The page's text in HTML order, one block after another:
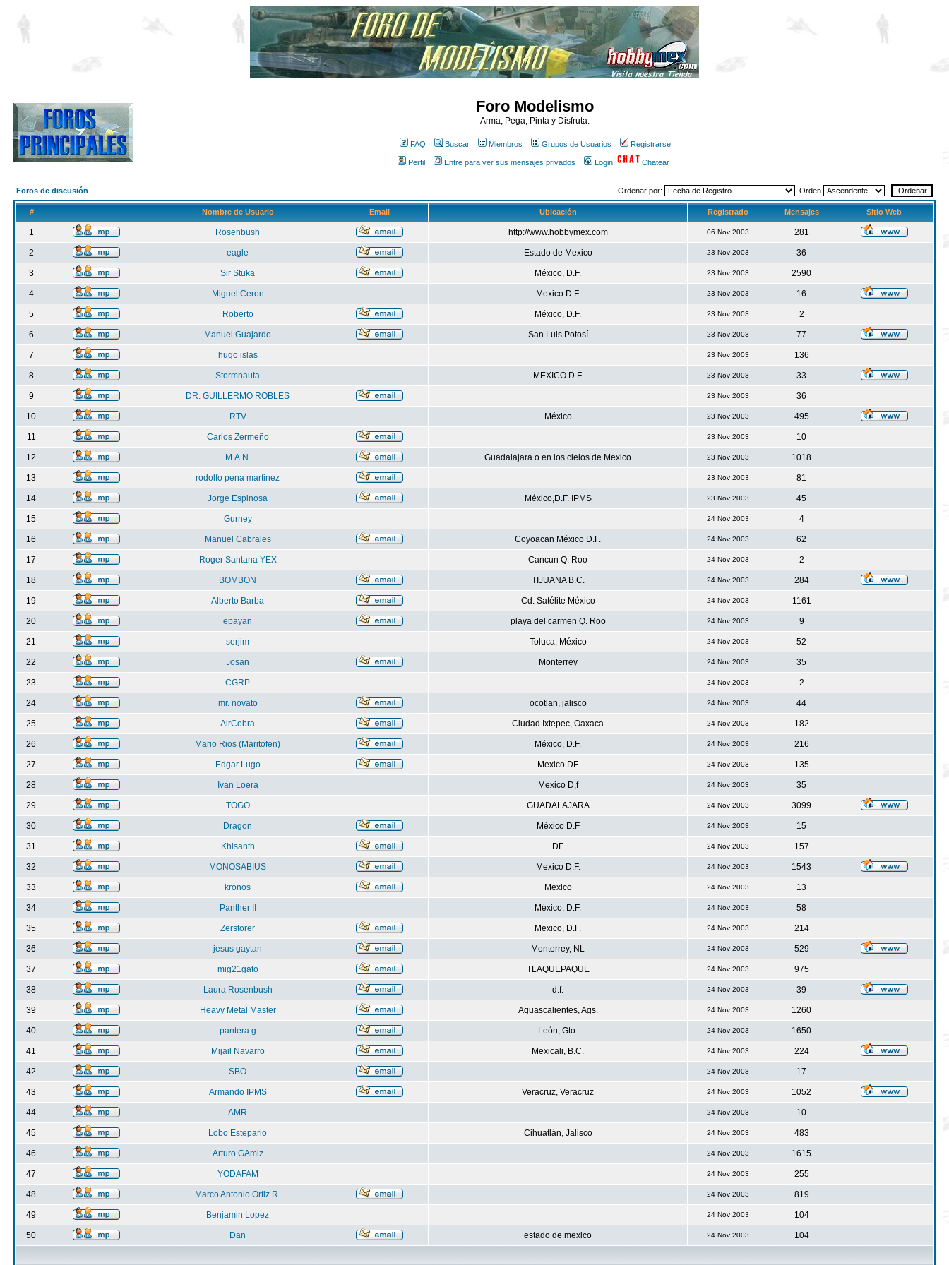
Foro Modelismo
Arma, Pega, Pinta y Disfruta.
FAQ Buscar Miembros Grupos de Usuarios Registrarse
Perfil Entre para ver sus mensajes privados Login Chatear
Foros de discusión Ordenar por: Orden
# Nombre de Usuario Email Ubicación Registrado Mensajes Sitio Web
1 Rosenbush http://www.hobbymex.com 06 Nov 2003 281
2 eagle Estado de Mexico 23 Nov 2003 36
3 Sir Stuka México, D.F. 23 Nov 2003 2590
4 Miguel Ceron Mexico D.F. 23 Nov 2003 16
5 Roberto México, D.F. 23 Nov 2003 2
6 Manuel Guajardo San Luis Potosí 23 Nov 2003 77
7 hugo islas 23 Nov 2003 136
8 Stormnauta MEXICO D.F. 23 Nov 2003 33
9 DR. GUILLERMO ROBLES 23 Nov 2003 36
10 RTV México 23 Nov 2003 495
11 Carlos Zermeño 23 Nov 2003 10
12 M.A.N. Guadalajara o en los cielos de Mexico 23 Nov 2003 1018
13 rodolfo pena martinez 23 Nov 2003 81
14 Jorge Espinosa México,D.F. IPMS 23 Nov 2003 45
15 Gurney 24 Nov 2003 4
16 Manuel Cabrales Coyoacan México D.F. 24 Nov 2003 62
17 Roger Santana YEX Cancun Q. Roo 24 Nov 2003 2
18 BOMBON TIJUANA B.C. 24 Nov 2003 284
19 Alberto Barba Cd. Satélite México 24 Nov 2003 1161
20 epayan playa del carmen Q. Roo 24 Nov 2003 9
21 serjim Toluca, México 24 Nov 2003 52
22 Josan Monterrey 24 Nov 2003 35
23 CGRP 24 Nov 2003 2
24 mr. novato ocotlan, jalisco 24 Nov 2003 44
25 AirCobra Ciudad Ixtepec, Oaxaca 24 Nov 2003 182
26 Mario Rios (Maritofen) México, D.F. 24 Nov 2003 216
27 Edgar Lugo Mexico DF 24 Nov 2003 135
28 Ivan Loera Mexico D,f 24 Nov 2003 35
29 TOGO GUADALAJARA 24 Nov 2003 3099
30 Dragon México D.F 24 Nov 2003 15
31 Khisanth DF 24 Nov 2003 157
32 MONOSABIUS Mexico D.F. 24 Nov 2003 1543
33 kronos Mexico 24 Nov 2003 13
34 Panther II México, D.F. 24 Nov 2003 58
35 Zerstorer Mexico, D.F. 24 Nov 2003 214
36 jesus gaytan Monterrey, NL 24 Nov 2003 529
37 mig21gato TLAQUEPAQUE 24 Nov 2003 975
38 Laura Rosenbush d.f. 24 Nov 2003 39
39 Heavy Metal Master Aguascalientes, Ags. 24 Nov 2003 1260
40 pantera g León, Gto. 24 Nov 2003 1650
41 Mijail Navarro Mexicali, B.C. 24 Nov 2003 224
42 SBO 24 Nov 2003 17
43 Armando IPMS Veracruz, Veracruz 24 Nov 2003 1052
44 AMR 24 Nov 2003 10
45 Lobo Estepario Cihuatlán, Jalisco 24 Nov 2003 483
46 Arturo GAmiz 24 Nov 2003 1615
47 YODAFAM 24 Nov 2003 255
48 Marco Antonio Ortiz R. 24 Nov 2003 819
49 Benjamin Lopez 24 Nov 2003 104
50 Dan estado de mexico 24 Nov 2003 104